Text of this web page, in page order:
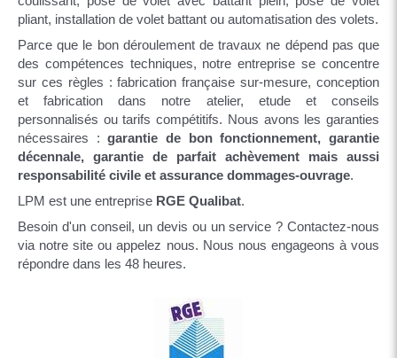
pliant, installation de volet battant ou automatisation des volets.
Parce que le bon déroulement de travaux ne dépend pas que
des compétences techniques, notre entreprise se concentre
sur ces règles : fabrication française sur-mesure, conception
et fabrication dans notre atelier, etude et conseils
personnalisés ou tarifs compétitifs. Nous avons les garanties
nécessaires :garantie de bon fonctionnement, garantie
décennale, garantie de parfait achèvement mais aussi
responsabilité civile et assurance dommages-ouvrage.
LPM est une entreprise RGE Qualibat.
Besoin d'un conseil, un devis ou un service ? Contactez-nous
via notre site ou appelez nous. Nous nous engageons à vous
répondre dans les 48 heures.